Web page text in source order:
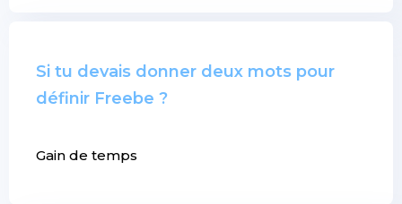
Si tu devais donner deux mots pour
définir Freebe ?
Gain de temps